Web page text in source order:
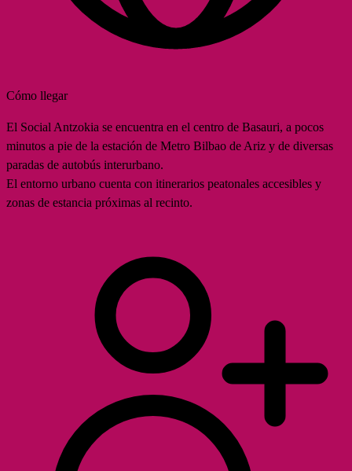
Cómo llegar
El Social Antzokia se encuentra en el centro de Basauri, a pocos
minutos a pie de la estación de Metro Bilbao de Ariz y de diversas
paradas de autobús interurbano.
El entorno urbano cuenta con itinerarios peatonales accesibles y
zonas de estancia próximas al recinto.